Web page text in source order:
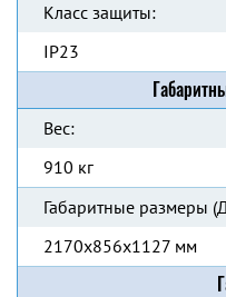
Класс защиты:
IP23
Вес:
910 кг
Габаритные размеры
2170x856x1127 мм